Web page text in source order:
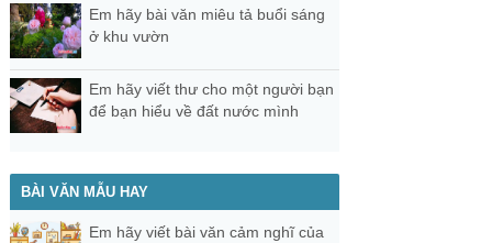
Em hãy bài văn miêu tả buổi sáng
ở khu vườn
Em hãy viết thư cho một người bạn
để bạn hiểu về đất nước mình
BÀI VĂN MẪU HAY
Em hãy viết bài văn cảm nghĩ của